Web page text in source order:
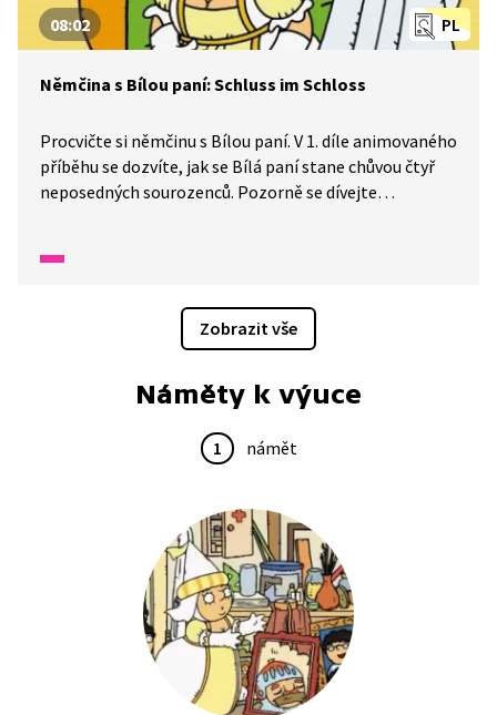
PL
08:02
Němčina s Bílou paní: Schluss im Schloss
Procvičte si němčinu s Bílou paní. V 1. díle animovaného
příběhu se dozvíte, jak se Bílá paní stane chůvou čtyř
neposedných sourozenců. Pozorně se dívejte
Zobrazit vše
Náměty k výuce
1 námět